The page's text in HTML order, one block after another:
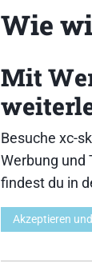
27
Wie
Mit
Besuche xc-
Werbung und
findest du in
Akzeptieren